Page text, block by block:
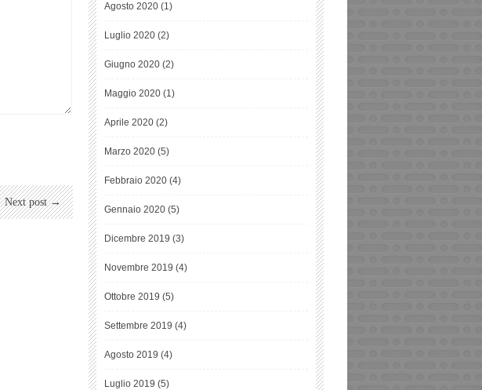
Next post →
Agosto 2020 (1)
Luglio 2020 (2)
Giugno 2020 (2)
Maggio 2020 (1)
Aprile 2020 (2)
Marzo 2020 (5)
Febbraio 2020 (4)
Gennaio 2020 (5)
Dicembre 2019 (3)
Novembre 2019 (4)
Ottobre 2019 (5)
Settembre 2019 (4)
Agosto 2019 (4)
Luglio 2019 (5)